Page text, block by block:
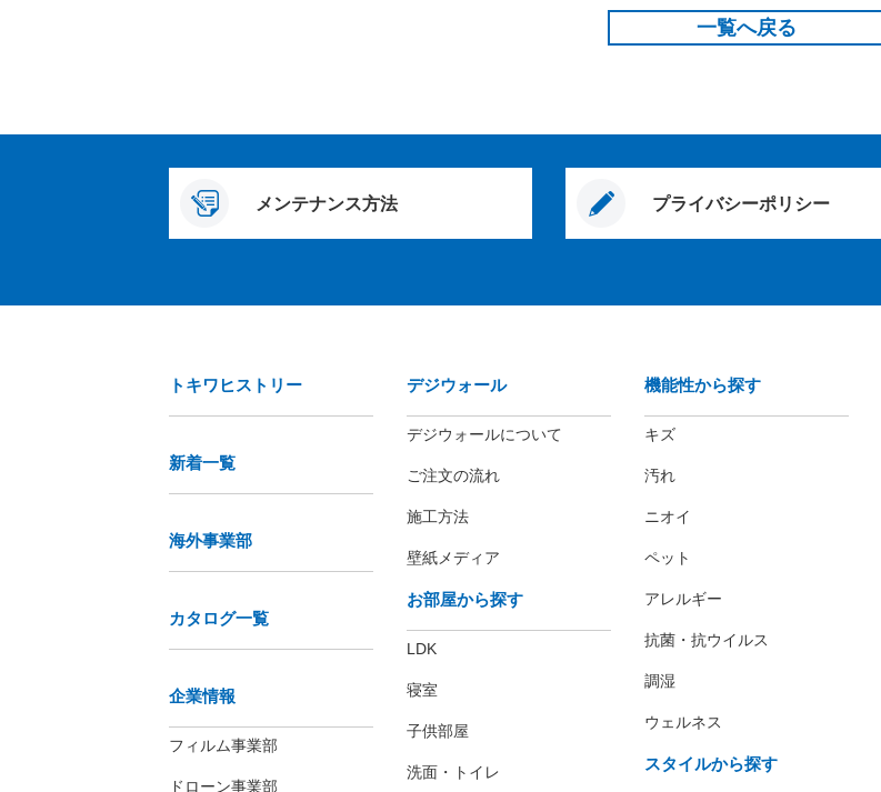
一覧へ戻る
メンテナンス方法 プライバシーポリシー
トキワヒストリー
新着一覧
海外事業部
カタログ一覧
企業情報
フィルム事業部
ドローン事業部
デジウォール
デジウォールについて
ご注文の流れ
施工方法
壁紙メディア
お部屋から探す
LDK
寝室
子供部屋
洗面・トイレ
機能性から探す
キズ
汚れ
ニオイ
ペット
アレルギー
抗菌・抗ウイルス
調湿
ウェルネス
スタイルから探す